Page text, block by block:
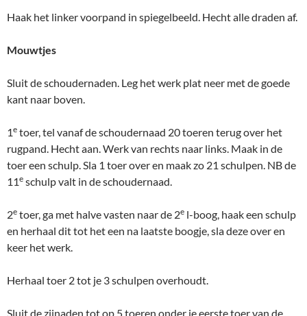
Haak het linker voorpand in spiegelbeeld. Hecht alle draden af.
Mouwtjes
Sluit de schoudernaden. Leg het werk plat neer met de goede
kant naar boven.
1e toer, tel vanaf de schoudernaad 20 toeren terug over het
rugpand. Hecht aan. Werk van rechts naar links. Maak in de
toer een schulp. Sla 1 toer over en maak zo 21 schulpen. NB de
11e schulp valt in de schoudernaad.
2e toer, ga met halve vasten naar de 2e l-boog, haak een schulp
en herhaal dit tot het een na laatste boogje, sla deze over en
keer het werk.
Herhaal toer 2 tot je 3 schulpen overhoudt.
Sluit de zijnaden tot op 5 toeren onder je eerste toer van de